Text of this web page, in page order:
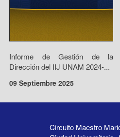
Informe de Gestión de la
Dirección del IIJ UNAM 2024-...
09 Septiembre 2025
Circuito Maestro